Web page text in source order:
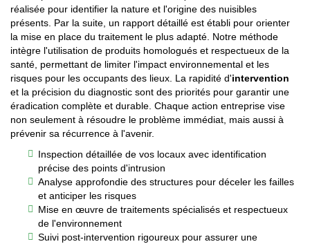
réalisée pour identifier la nature et l'origine des nuisibles
présents. Par la suite, un rapport détaillé est établi pour orienter
la mise en place du traitement le plus adapté. Notre méthode
intègre l'utilisation de produits homologués et respectueux de la
santé, permettant de limiter l'impact environnemental et les
risques pour les occupants des lieux. La rapidité d'intervention
et la précision du diagnostic sont des priorités pour garantir une
éradication complète et durable. Chaque action entreprise vise
non seulement à résoudre le problème immédiat, mais aussi à
prévenir sa récurrence à l'avenir.
Inspection détaillée de vos locaux avec identification
précise des points d'intrusion
Analyse approfondie des structures pour déceler les failles
et anticiper les risques
Mise en œuvre de traitements spécialisés et respectueux
de l'environnement
Suivi post-intervention rigoureux pour assurer une